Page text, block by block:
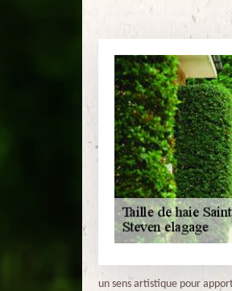
un sens artistique pour